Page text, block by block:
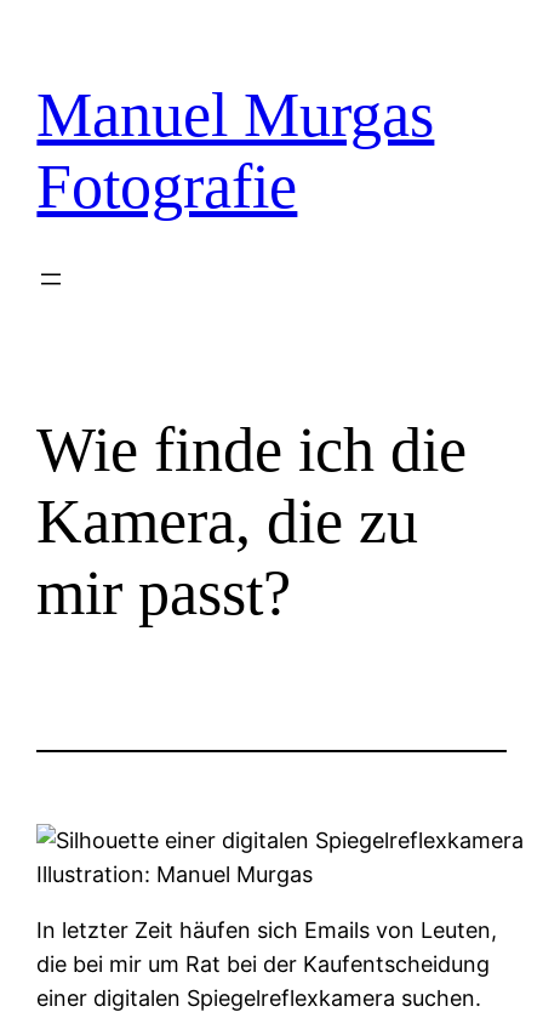
springen
Manuel Murgas
Fotografie
Wie finde ich die
Kamera, die zu
mir passt?
Illustration: Manuel Murgas
In letzter Zeit häufen sich Emails von Leuten,
die bei mir um Rat bei der Kaufentscheidung
einer digitalen Spiegelreflexkamera suchen.